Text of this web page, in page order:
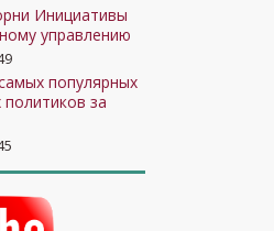
Инициативы
управлению
популярных
за